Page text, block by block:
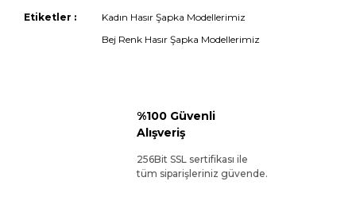
Etiketler :
Kadın Hasır Şapka Modellerimiz
Bej Renk Hasır Şapka Modellerimiz
%100 Güvenli
Alışveriş
256Bit SSL sertifikası ile
tüm siparişleriniz güvende.